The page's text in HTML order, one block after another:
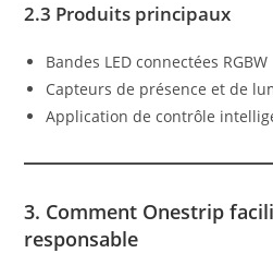
2.3 Produits principaux
Bandes LED connectées RGBW
Capteurs de présence et de
Application de contrôle
3. Comment Onestrip
responsable